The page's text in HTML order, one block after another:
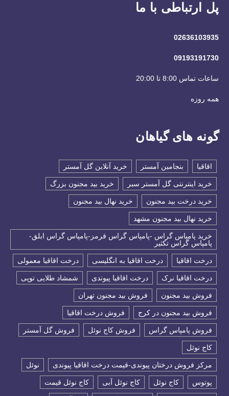
پل ارتباطی با ما
02636103935
09193191730
ساعات تماس 8:00 تا 20:00
همه روزه
گونه های گیاهان
اقاقیا بنجامین آمستر خرید آنلاین گل آمستر
خرید اینترنتی گل آمستر سبر خرید بید مجنون بزرگ
خرید درخت بید مجنون خرید نهال بید مجنون
خرید نهال بید مجنون مشهد
خرید پامپاس گراس -پامپاس گراس قرمز-پامپاس گراس ابلق-
پامپاس گراس تکثیر
درخت اقاقیا درخت اقاقیا به انگلیسی درخت اقاقیا معمولی
درخت اقاقیا نرک درخت اقاقیا پیوندی شمشاد طلایی توپی
فروش بید مجنون فروش بید مجنون تهران
فروش بید مجنون در کرج فروش درخت اقاقیا
فروش پامپاس گراس فروش کاج نوئل فروش گل آمستر
كاج نوئل
مرکز فروش درختان پیوندی-قیمت درخت اقاقیا پیوندی نوئل
پوتوس کاج نوئل کاج نوئل آبی کاج نوئل قیمت